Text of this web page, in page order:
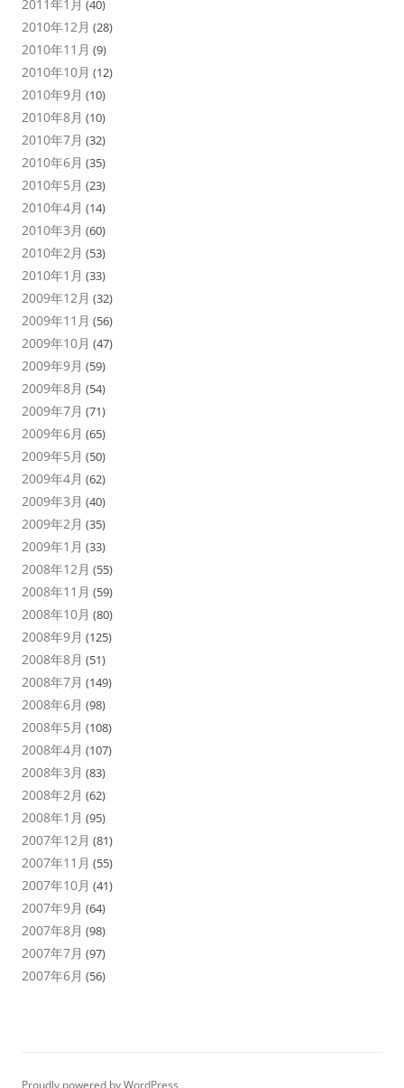
2011年1月 (40)
2010年12月 (28)
2010年11月 (9)
2010年10月 (12)
2010年9月 (10)
2010年8月 (10)
2010年7月 (32)
2010年6月 (35)
2010年5月 (23)
2010年4月 (14)
2010年3月 (60)
2010年2月 (53)
2010年1月 (33)
2009年12月 (32)
2009年11月 (56)
2009年10月 (47)
2009年9月 (59)
2009年8月 (54)
2009年7月 (71)
2009年6月 (65)
2009年5月 (50)
2009年4月 (62)
2009年3月 (40)
2009年2月 (35)
2009年1月 (33)
2008年12月 (55)
2008年11月 (59)
2008年10月 (80)
2008年9月 (125)
2008年8月 (51)
2008年7月 (149)
2008年6月 (98)
2008年5月 (108)
2008年4月 (107)
2008年3月 (83)
2008年2月 (62)
2008年1月 (95)
2007年12月 (81)
2007年11月 (55)
2007年10月 (41)
2007年9月 (64)
2007年8月 (98)
2007年7月 (97)
2007年6月 (56)